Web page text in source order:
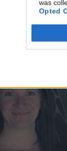
was
Opted